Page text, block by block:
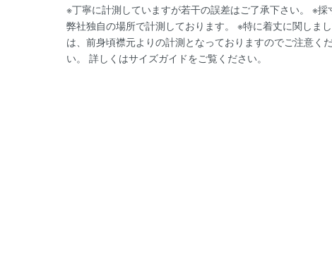
※丁寧に計測していますが若干の誤差はご了承下さい。 ※採
弊社独自の場所で計測しております。 ※特に着丈に関しま
は、前身頃襟元よりの計測となっておりますのでご注意く
い。 詳しくはサイズガイドをご覧ください。